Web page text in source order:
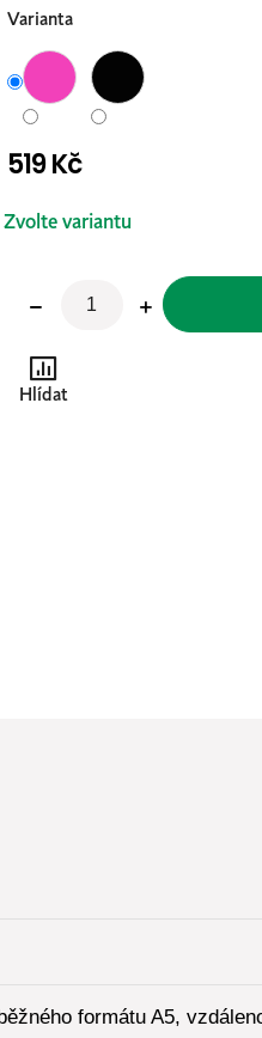
Varianta
519 Kč
Měrná
Zvolte variantu
Hlídat
formátu A5,